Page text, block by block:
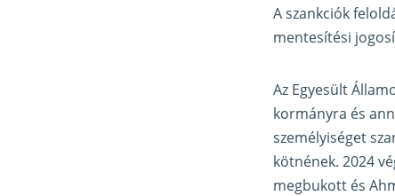
A szankciók
mentesítési
Az Egyesült
kormányra és
személyiséget
kötnének. 2024
megbukott és